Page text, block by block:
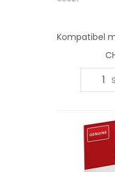
Kompatibel